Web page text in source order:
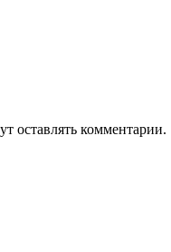
оставлять комментарии.